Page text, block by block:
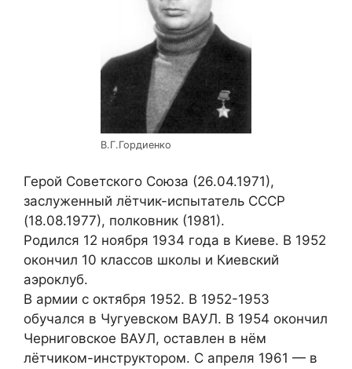
В.Г.Гордиенко
Герой Советского Союза (26.04.1971),
заслуженный лётчик-испытатель СССР
(18.08.1977), полковник (1981).
Родился 12 ноября 1934 года в Киеве. В 1952
окончил 10 классов школы и Киевский
аэроклуб.
В армии с октября 1952. В 1952-1953
обучался в Чугуевском ВАУЛ. В 1954 окончил
Черниговское ВАУЛ, оставлен в нём
лётчиком-инструктором. С апреля 1961 — в